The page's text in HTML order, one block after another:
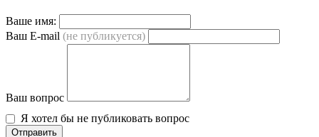
Ваше имя:
Ваш E-mail (не публикуется)
Ваш вопрос
Я хотел бы не публиковать вопрос
Отправить